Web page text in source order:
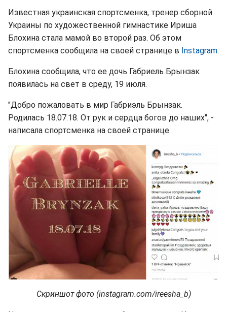
Известная украинская спортсменка, тренер сборной
Украины по художественной гимнастике Ириша
Блохина стала мамой во второй раз. Об этом
спортсменка сообщила на своей странице в Instagram.
Блохина сообщила, что ее дочь Габриель Брынзак
появилась на свет в среду, 19 июля.
"Добро пожаловать в мир Габриэль Брынзак.
Родилась 18.07.18. От рук и сердца богов до наших", -
написала спортсменка на своей странице.
Скриншот фото (instagram.com/ireesha_b)